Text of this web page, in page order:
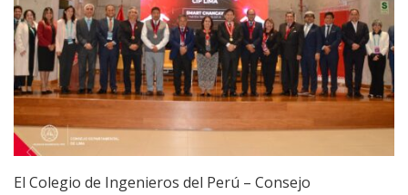
El Colegio de Ingenieros del Perú – Consejo